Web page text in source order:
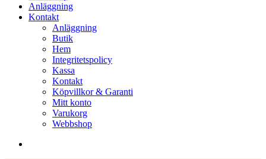
Anläggning
Kontakt
Anläggning
Butik
Hem
Integritetspolicy
Kassa
Kontakt
Köpvillkor & Garanti
Mitt konto
Varukorg
Webbshop